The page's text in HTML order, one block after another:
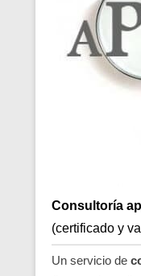
Consultoría
(certificado y
Un servicio de